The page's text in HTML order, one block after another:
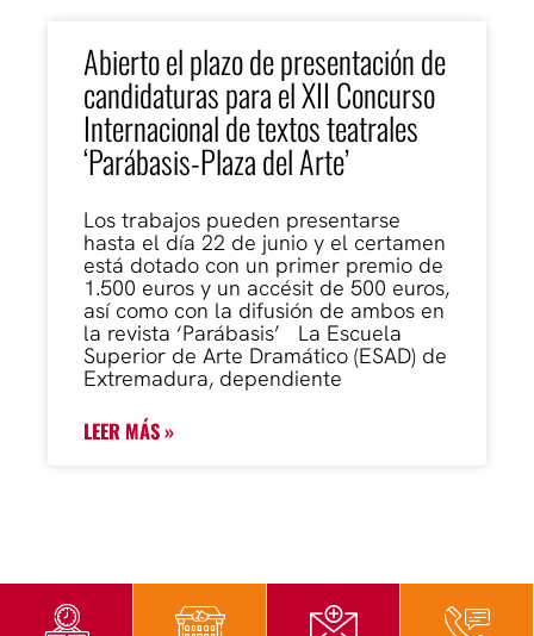
Abierto el plazo de presentación de
candidaturas para el XII Concurso
Internacional de textos teatrales
‘Parábasis-Plaza del Arte’
Los trabajos pueden presentarse
hasta el día 22 de junio y el certamen
está dotado con un primer premio de
1.500 euros y un accésit de 500 euros,
así como con la difusión de ambos en
la revista ‘Parábasis’ La Escuela
Superior de Arte Dramático (ESAD) de
Extremadura, dependiente
LEER MÁS »